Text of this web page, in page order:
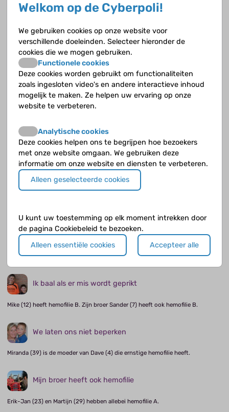
Lidwien Hanff is ziekenhuisapotheker in het Prinses Maxima Centrum.
Gewrichtsschade op jonge leeftijd zien we bijna niet
meer
Rienk Tamminga werkte als kinderhematoloog in het UMC Groningen. Hij
behandelde o.a. kinderen met hemofilie.
Soms heb ik geen zin of vergeet ik te prikken
Ik mag alleen niet waterskiën
Ruben (10) heeft hemofilie A.
Wij hebben een app met alle hemofiliecentra in
Europa
Odile (42) is de moeder van Berend (11) met hemofilie B.
Ik baal als er mis wordt geprikt
Mike (12) heeft hemofilie B. Zijn broer Sander (7) heeft ook hemofilie B.
We laten ons niet beperken
Miranda (39) is de moeder van Dave (4) die ernstige hemofilie heeft.
Mijn broer heeft ook hemofilie
Erik-Jan (23) en Martijn (29) hebben allebei hemofilie A.
Welkom op de Cyberpoli!
We gebruiken cookies op onze website voor
verschillende doeleinden. Selecteer hieronder de
cookies die we mogen gebruiken.
Functionele cookies
Deze cookies worden gebruikt om functionaliteiten
zoals ingesloten video's en andere interactieve inhoud
mogelijk te maken. Ze helpen uw ervaring op onze
website te verbeteren.
Analytische cookies
Deze cookies helpen ons te begrijpen hoe bezoekers
met onze website omgaan. We gebruiken deze
informatie om onze website en diensten te verbeteren.
Alleen geselecteerde cookies
U kunt uw toestemming op elk moment intrekken door
de pagina Cookiebeleid te bezoeken.
Alleen essentiële cookies
Accepteer alle